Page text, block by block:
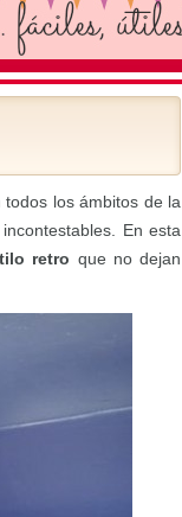
los ámbitos de la
En esta
retro que no dejan